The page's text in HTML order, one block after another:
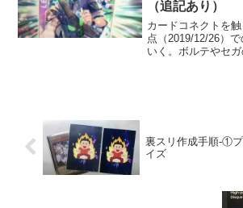
（追記あり）
カードコネクトを
点（2019/12/26）
いく。ボルテやセ
ンゲキ絡み)、遊戯
ーの俺の視点での
裏スリ作成手順-①
イズ